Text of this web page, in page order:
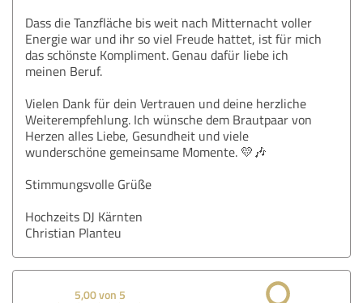
Dass die Tanzfläche bis weit nach Mitternacht voller
Energie war und ihr so viel Freude hattet, ist für mich
das schönste Kompliment. Genau dafür liebe ich
meinen Beruf.
Vielen Dank für dein Vertrauen und deine herzliche
Weiterempfehlung. Ich wünsche dem Brautpaar von
Herzen alles Liebe, Gesundheit und viele
wunderschöne gemeinsame Momente. 💛🎶
Stimmungsvolle Grüße
Hochzeits DJ Kärnten
Christian Planteu
5,00 von 5